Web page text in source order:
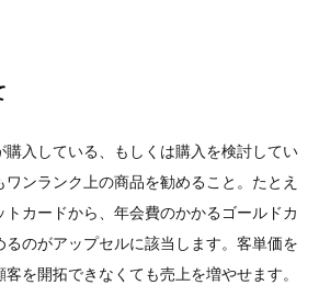
購入している、もしくは購入を検討してい
ンランク上の商品を勧めること。たとえ
カードから、年会費のかかるゴールドカ
るのがアップセルに該当します。客単価を
客を開拓できなくても売上を増やせます。